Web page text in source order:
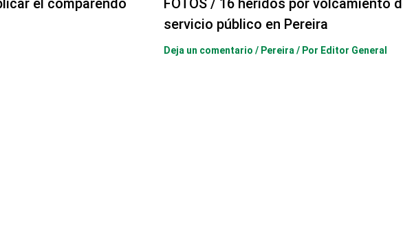
el comparendo
FOTOS / 16 heridos por volcamiento
servicio público en Pereira
Deja un comentario / Pereira / Por Editor General